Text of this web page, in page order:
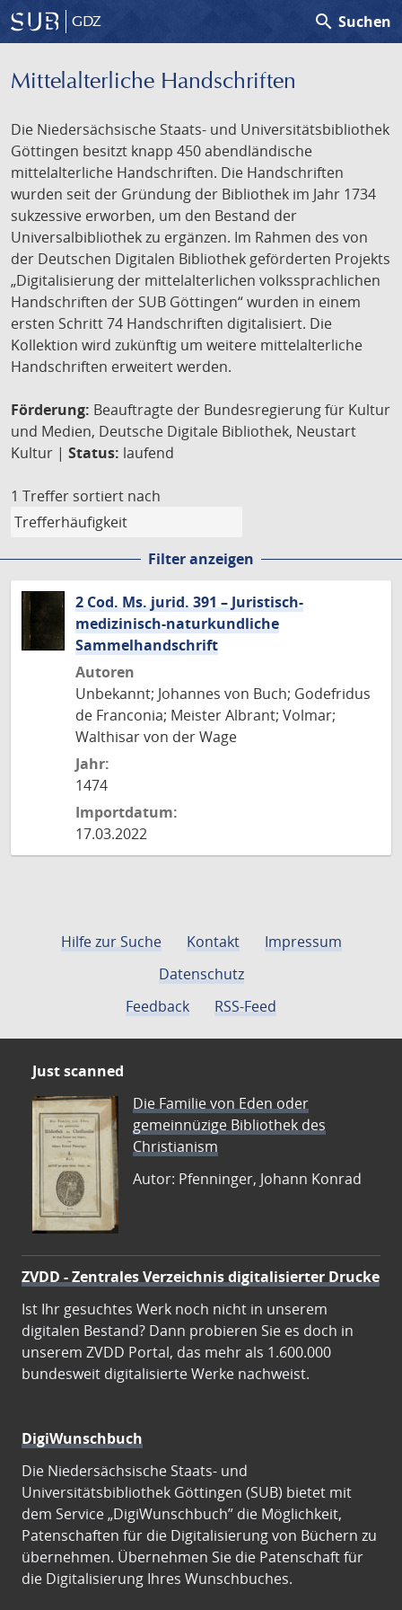
GDZ search Suchen
Mittelalterliche Handschriften
Die Niedersächsische Staats- und Universitätsbibliothek
Göttingen besitzt knapp 450 abendländische
mittelalterliche Handschriften. Die Handschriften
wurden seit der Gründung der Bibliothek im Jahr 1734
sukzessive erworben, um den Bestand der
Universalbibliothek zu ergänzen. Im Rahmen des von
der Deutschen Digitalen Bibliothek geförderten Projekts
„Digitalisierung der mittelalterlichen volkssprachlichen
Handschriften der SUB Göttingen“ wurden in einem
ersten Schritt 74 Handschriften digitalisiert. Die
Kollektion wird zukünftig um weitere mittelalterliche
Handschriften erweitert werden.
Förderung: Beauftragte der Bundesregierung für Kultur
und Medien, Deutsche Digitale Bibliothek, Neustart
Kultur | Status: laufend
1 Treffer sortiert nach
Filter anzeigen
2 Cod. Ms. jurid. 391 – Juristisch-
medizinisch-naturkundliche
Sammelhandschrift
Autoren
Unbekannt; Johannes von Buch; Godefridus
de Franconia; Meister Albrant; Volmar;
Walthisar von der Wage
Jahr:
1474
Importdatum:
17.03.2022
Hilfe zur Suche Kontakt
Impressum
Datenschutz
Feedback
RSS-Feed
Just scanned
Die Familie von Eden oder
gemeinnüzige Bibliothek des
Christianism
Autor: Pfenninger, Johann Konrad
ZVDD - Zentrales Verzeichnis digitalisierter Drucke
Ist Ihr gesuchtes Werk noch nicht in unserem
digitalen Bestand? Dann probieren Sie es doch in
unserem ZVDD Portal, das mehr als 1.600.000
bundesweit digitalisierte Werke nachweist.
DigiWunschbuch
Die Niedersächsische Staats- und
Universitätsbibliothek Göttingen (SUB) bietet mit
dem Service „DigiWunschbuch” die Möglichkeit,
Patenschaften für die Digitalisierung von Büchern zu
übernehmen. Übernehmen Sie die Patenschaft für
die Digitalisierung Ihres Wunschbuches.